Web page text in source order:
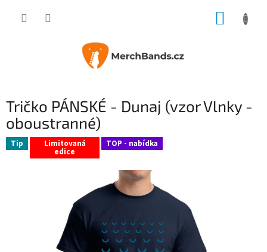
Tričko PÁNSKÉ - Dunaj (vzor Vlnky -
oboustranné)
Tip Limitovaná
edice
TOP - nabídka